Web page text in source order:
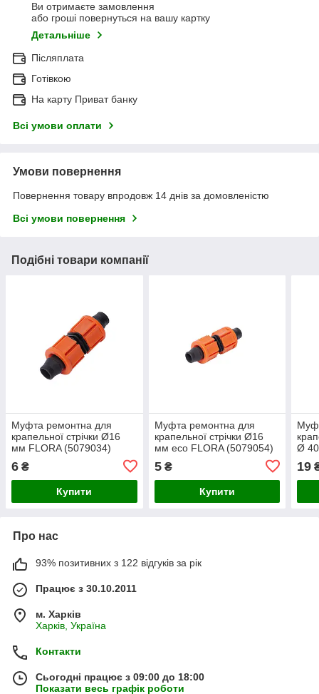
Ви отримаєте замовлення
або гроші повернуться на вашу картку
Детальніше
Післяплата
Готівкою
На карту Приват банку
Всі умови оплати
Умови повернення
Повернення товару впродовж 14 днів за домовленістю
Всі умови повернення
Подібні товари компанії
Муфта ремонтна для
крапельної стрічки Ø16
мм FLORA (5079034)
6 ₴
Купити
Муфта ремонтна для
крапельної стрічки Ø16
мм eco FLORA (5079054)
5₴
Купити
Ø
19
Про нас
93% позитивних з 122 відгуків за рік
Працює з 30.10.2011
м. Харків
Харків, Україна
Контакти
Сьогодні працює з 09:00 до 18:00
Показати весь графік роботи